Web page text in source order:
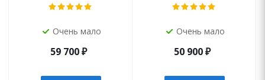
Очень мало
59 700₽
Очень мало
50 900₽